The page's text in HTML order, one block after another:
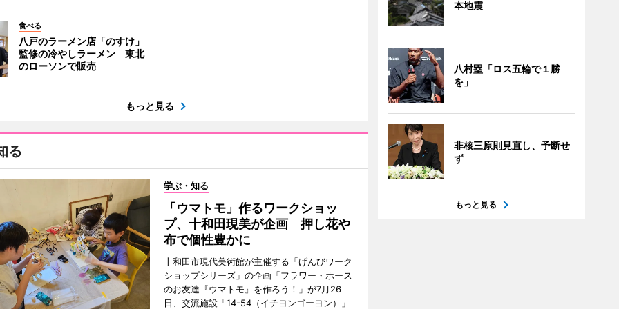
食べる
八戸のラーメン店「のすけ」
監修の冷やしラーメン 東北
のローソンで販売
もっと見る
る
学ぶ・知る
「ウマトモ」作るワークショッ
プ、十和田現美が企画 押し花や
布で個性豊かに
十和田市現代美術館が主催する「げんびワーク
ショップシリーズ」の企画「フラワー・ホース
のお友達『ウマトモ』を作ろう！」が7月26
日、交流施設「14-54（イチヨンゴーヨン）」
本地震
八村塁「ロス五輪で１勝
を」
非核三原則見直し、予断せ
ず
もっと見る